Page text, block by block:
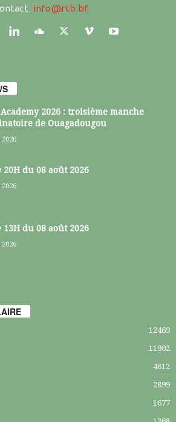
info@rtb.bf
Academy 2026 : troisième manche
de Ouagadougou
20H du 08 août 2026
13H du 08 août 2026
12469
11902
4812
2899
1677